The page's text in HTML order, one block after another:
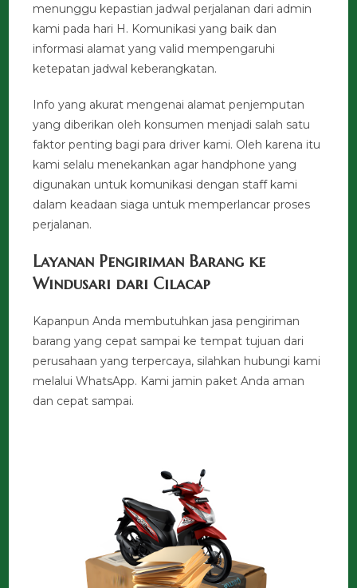
menunggu kepastian jadwal perjalanan dari admin
kami pada hari H. Komunikasi yang baik dan
informasi alamat yang valid mempengaruhi
ketepatan jadwal keberangkatan.
Info yang akurat mengenai alamat penjemputan
yang diberikan oleh konsumen menjadi salah satu
faktor penting bagi para driver kami. Oleh karena itu
kami selalu menekankan agar handphone yang
digunakan untuk komunikasi dengan staff kami
dalam keadaan siaga untuk memperlancar proses
perjalanan.
Layanan Pengiriman Barang ke
Windusari dari Cilacap
Kapanpun Anda membutuhkan jasa pengiriman
barang yang cepat sampai ke tempat tujuan dari
perusahaan yang terpercaya, silahkan hubungi kami
melalui WhatsApp. Kami jamin paket Anda aman
dan cepat sampai.